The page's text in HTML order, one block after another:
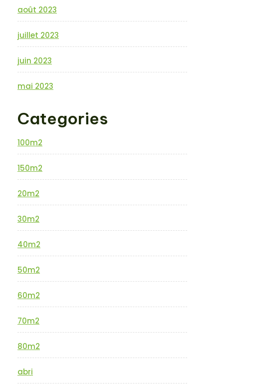
août 2023
juillet 2023
juin 2023
mai 2023
Categories
100m2
150m2
20m2
30m2
40m2
50m2
60m2
70m2
80m2
abri